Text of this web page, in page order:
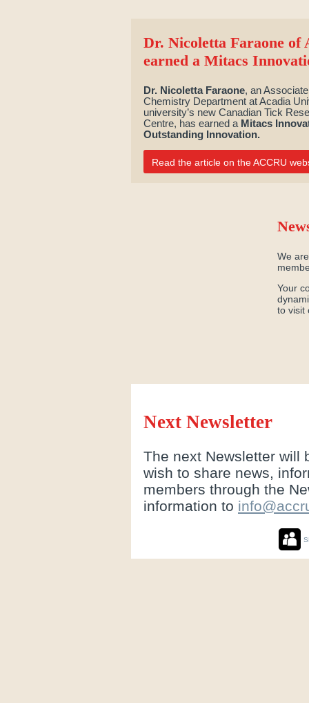
Dr. Nicoletta Faraone of
earned a Mitacs
Dr. Nicoletta Faraone, an
Chemistry Department at Acadia
university’s new Canadian Tick
Centre, has earned a Mitacs
Outstanding Innovation.
Read the article on the ACCRU
We
Your
to visit
Next Newsletter
The next Newsletter will
wish to share news,
members through the
information to